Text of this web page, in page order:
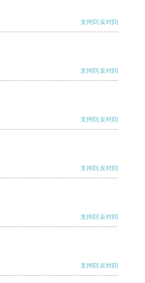
支持[0] 反对[0]
支持[0] 反对[0]
支持[0] 反对[0]
支持[0] 反对[0]
支持[0] 反对[0]
支持[0] 反对[0]